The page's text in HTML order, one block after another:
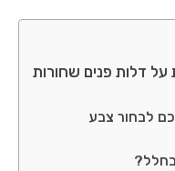
דלות פנים שחורות
לבחור צבע